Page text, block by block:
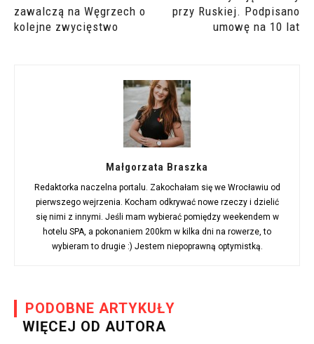
zawalczą na Węgrzech o
kolejne zwycięstwo
przy Ruskiej. Podpisano
umowę na 10 lat
Małgorzata Braszka
Redaktorka naczelna portalu. Zakochałam się we Wrocławiu od
pierwszego wejrzenia. Kocham odkrywać nowe rzeczy i dzielić
się nimi z innymi. Jeśli mam wybierać pomiędzy weekendem w
hotelu SPA, a pokonaniem 200km w kilka dni na rowerze, to
wybieram to drugie :) Jestem niepoprawną optymistką.
PODOBNE ARTYKUŁY
WIĘCEJ OD AUTORA